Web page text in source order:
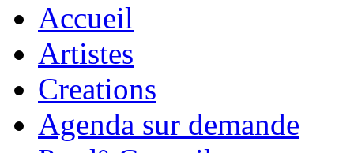
Accueil
Artistes
Creations
Agenda sur demande